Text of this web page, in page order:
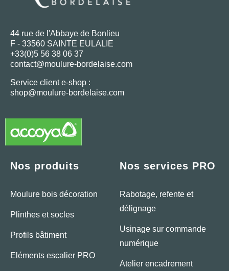
44 rue de l'Abbaye de Bonlieu
F - 33560 SAINTE EULALIE
+33(0)5 56 38 06 37
contact@moulure-bordelaise.com
Service client e-shop :
shop@moulure-bordelaise.com
Nos produits
Moulure bois décoration
Plinthes et socles
Profils bâtiment
Eléments escalier PRO
Nos services PRO
Rabotage, refente et
délignage
Usinage sur commande
numérique
Atelier encadrement